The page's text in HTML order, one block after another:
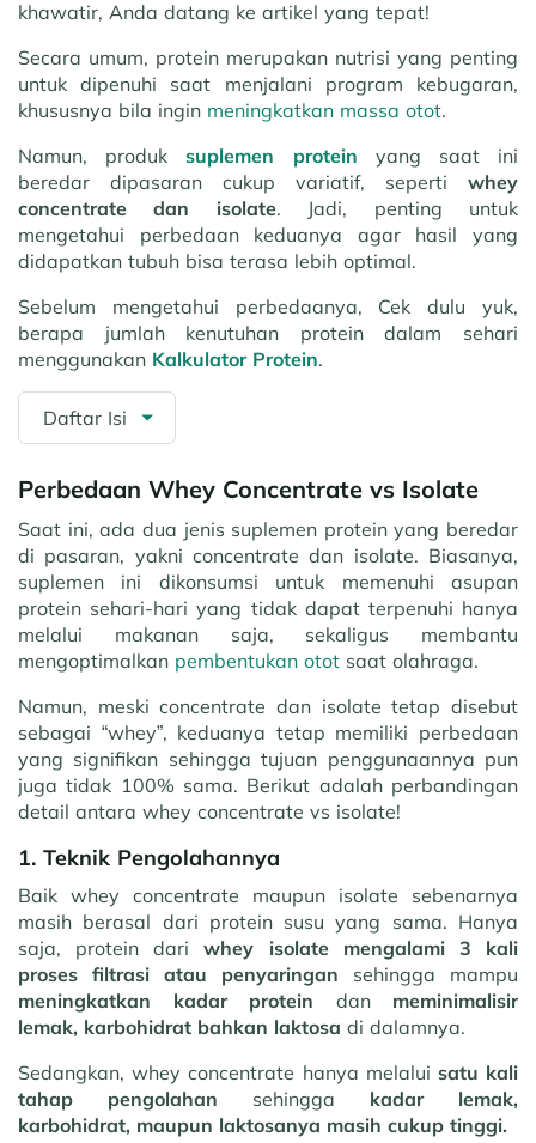
khawatir, Anda datang ke artikel yang tepat!
Secara umum, protein merupakan nutrisi yang penting
untuk dipenuhi saat menjalani program kebugaran,
khususnya bila ingin meningkatkan massa otot.
Namun, produksuplemen protein yang saat ini
beredar dipasaran cukup variatif, seperti whey
concentrate dan isolate. Jadi, penting untuk
mengetahui perbedaan keduanya agar hasil yang
didapatkan tubuh bisa terasa lebih optimal.
Sebelum mengetahui perbedaanya, Cek dulu yuk,
berapa jumlah kenutuhan protein dalam sehari
menggunakan Kalkulator Protein.
Daftar Isi
Perbedaan Whey Concentrate vs Isolate
Saat ini, ada dua jenis suplemen protein yang beredar
di pasaran, yakni concentrate dan isolate. Biasanya,
suplemen ini dikonsumsi untuk memenuhi asupan
protein sehari-hari yang tidak dapat terpenuhi hanya
melalui makanan saja, sekaligus membantu
mengoptimalkan pembentukan otot saat olahraga.
Namun, meski concentrate dan isolate tetap disebut
sebagai “whey”, keduanya tetap memiliki perbedaan
yang signifikan sehingga tujuan penggunaannya pun
juga tidak 100% sama. Berikut adalah perbandingan
detail antara whey concentrate vs isolate!
1. Teknik Pengolahannya
Baik whey concentrate maupun isolate sebenarnya
masih berasal dari protein susu yang sama. Hanya
saja, protein dariwhey isolate mengalami 3 kali
proses filtrasi atau penyaringan sehingga mampu
meningkatkan kadar protein dan meminimalisir
lemak, karbohidrat bahkan laktosa di dalamnya.
Sedangkan, whey concentrate hanya melalui satu kali
tahap pengolahan sehingga kadar lemak,
karbohidrat, maupun laktosanya masih cukup tinggi.